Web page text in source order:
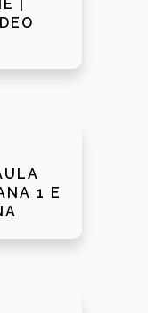
|
1 E